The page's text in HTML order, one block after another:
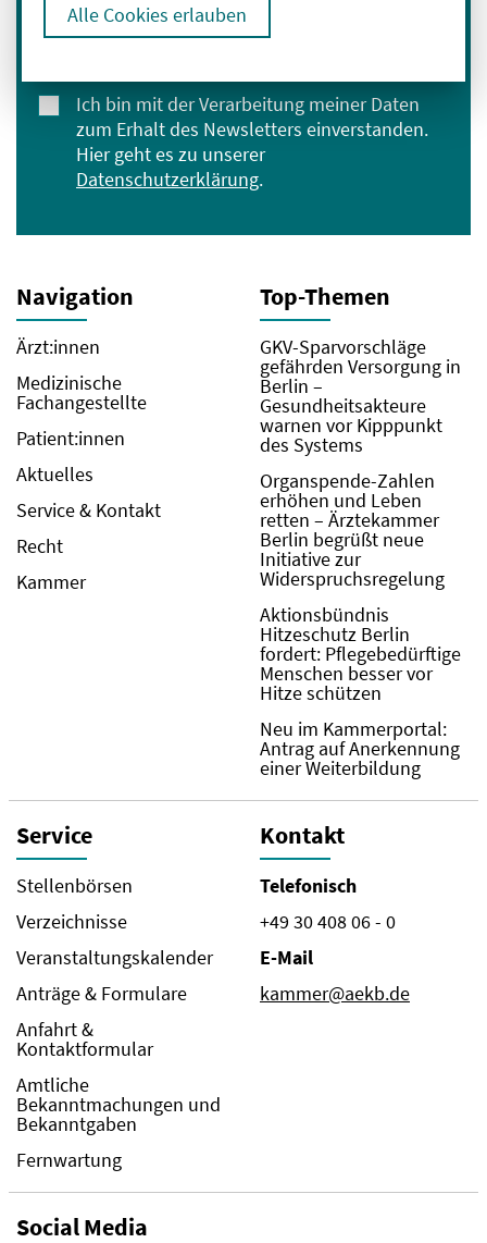
Alle Cookies erlauben
Ich bin mit der Verarbeitung meiner Daten
zum Erhalt des Newsletters einverstanden.
Hier geht es zu unserer
Datenschutzerklärung.
Anmelden
Navigation
Ärzt:innen
Medizinische
Fachangestellte
Patient:innen
Aktuelles
Service & Kontakt
Recht
Kammer
Top-Themen
GKV-Sparvorschläge
gefährden Versorgung in
Berlin –
Gesundheitsakteure
warnen vor Kipppunkt
des Systems
Organspende-Zahlen
erhöhen und Leben
retten – Ärztekammer
Berlin begrüßt neue
Initiative zur
Widerspruchsregelung
Aktionsbündnis
Hitzeschutz Berlin
fordert: Pflegebedürftige
Menschen besser vor
Hitze schützen
Neu im Kammerportal:
Antrag auf Anerkennung
einer Weiterbildung
Service
Stellenbörsen
Verzeichnisse
Veranstaltungskalender
Anträge & Formulare
Anfahrt &
Kontaktformular
Amtliche
Bekanntmachungen und
Bekanntgaben
Fernwartung
Kontakt
Telefonisch
+49 30 408 06 - 0
E-Mail
kammer@aekb.de
Social Media